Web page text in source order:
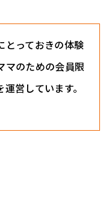
とっておきの体験
マのための会員限
営しています。